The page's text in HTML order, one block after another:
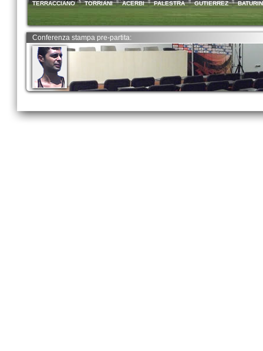
TERRACCIANO TORRIANI ACERBI PALESTRA GUTIERREZ
Conferenza stampa pre-partita: